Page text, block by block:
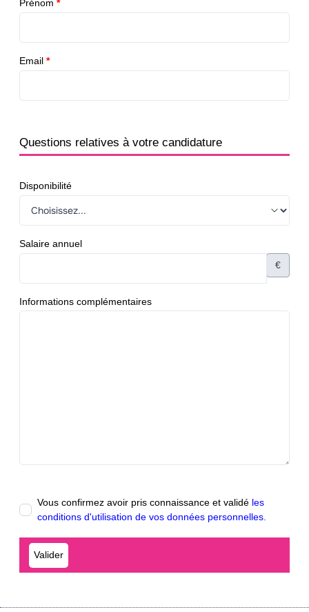
Prénom *
Email *
Questions relatives à votre candidature
Disponibilité
Salaire annuel
€
Informations complémentaires
Vous confirmez avoir pris connaissance et validé les
conditions d'utilisation de vos données personnelles.